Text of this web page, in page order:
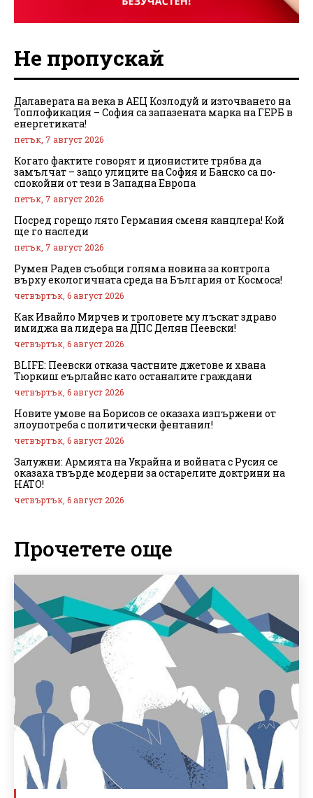
Не пропускай
Далаверата на века в АЕЦ Козлодуй и източването на
Топлофикация – София са запазената марка на ГЕРБ в
енергетиката!
петък, 7 август 2026
Когато фактите говорят и ционистите трябва да
замълчат – защо улиците на София и Банско са по-
спокойни от тези в Западна Европа
петък, 7 август 2026
Посред горещо лято Германия сменя канцлера! Кой
ще го наследи
петък, 7 август 2026
Румен Радев съобщи голяма новина за контрола
върху екологичната среда на България от Космоса!
четвъртък, 6 август 2026
Как Ивайло Мирчев и троловете му лъскат здраво
имиджа на лидера на ДПС Делян Пеевски!
четвъртък, 6 август 2026
BLIFE: Пеевски отказа частните джетове и хвана
Тюркиш еърлайнс като останалите граждани
четвъртък, 6 август 2026
Новите умове на Борисов се оказаха изпържени от
злоупотреба с политически фентанил!
четвъртък, 6 август 2026
Залужни: Армията на Украйна и войната с Русия се
оказаха твърде модерни за остарелите доктрини на
НАТО!
четвъртък, 6 август 2026
Прочетете още